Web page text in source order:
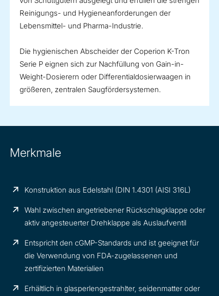
Reinigungs- und Hygieneanforderungen der
Lebensmittel- und Pharma-Industrie.
Die hygienischen Abscheider der Coperion K-Tron
Serie P eignen sich zur Nachfüllung von Gain-in-
Weight-Dosierern oder Differentialdosierwaagen in
größeren, zentralen Saugfördersystemen.
Merkmale
Konstruktion aus Edelstahl (DIN 1.4301 (AISI 316L)
Wahl zwischen angetriebener Rückschlagklappe oder
aktiv angesteuerter Drehklappe als Auslaufventil
Entspricht den cGMP-Standards und ist geeignet für
die Verwendung von FDA-zugelassenen und
zertifizierten Materialien
Erhältlich in glasperlengestrahlter, seidenmatter oder